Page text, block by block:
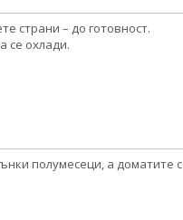
страни – до готовност.
се охлади.
полумесеци, а доматите